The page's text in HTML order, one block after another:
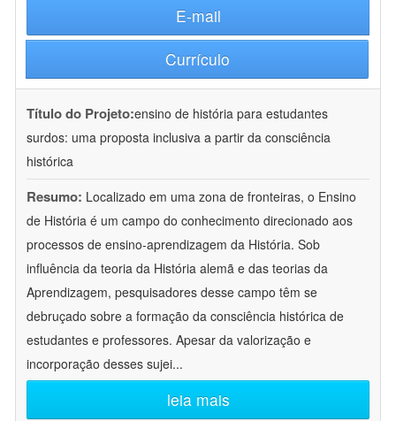
E-mail
Currículo
Título do Projeto:ensino de história para estudantes
surdos: uma proposta inclusiva a partir da consciência
histórica
Resumo: Localizado em uma zona de fronteiras, o Ensino
de História é um campo do conhecimento direcionado aos
processos de ensino-aprendizagem da História. Sob
influência da teoria da História alemã e das teorias da
Aprendizagem, pesquisadores desse campo têm se
debruçado sobre a formação da consciência histórica de
estudantes e professores. Apesar da valorização e
incorporação desses sujei...
leia mais